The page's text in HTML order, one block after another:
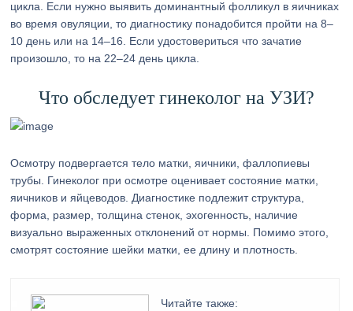
цикла. Если нужно выявить доминантный фолликул в яичниках
во время овуляции, то диагностику понадобится пройти на 8–
10 день или на 14–16. Если удостовериться что зачатие
произошло, то на 22–24 день цикла.
Что обследует гинеколог на УЗИ?
Осмотру подвергается тело матки, яичники, фаллопиевы
трубы. Гинеколог при осмотре оценивает состояние матки,
яичников и яйцеводов. Диагностике подлежит структура,
форма, размер, толщина стенок, эхогенность, наличие
визуально выраженных отклонений от нормы. Помимо этого,
смотрят состояние шейки матки, ее длину и плотность.
Читайте также: